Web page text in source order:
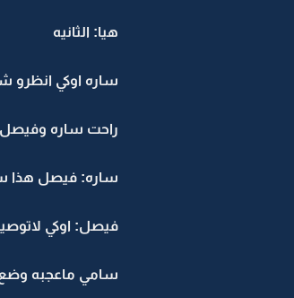
هيا: الثانيه
ساره اوكي انظرو
راحت ساره
ساره: فيصل هذا
فيصل: اوكي
سامي ماعجبه